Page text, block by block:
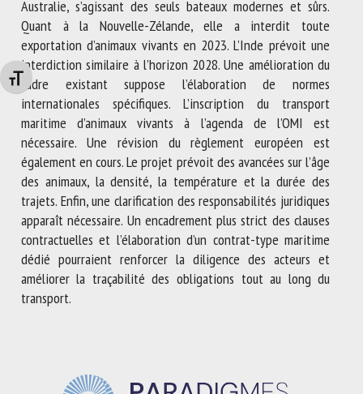
Changer la taille de la police
Australie, s’agissant des seuls bateaux modernes et sûrs.
Quant à la Nouvelle-Zélande, elle a interdit toute
exportation d’animaux vivants en 2023. L’Inde prévoit une
interdiction similaire à l’horizon 2028. Une amélioration du
cadre existant suppose l’élaboration de normes
internationales spécifiques. L’inscription du transport
maritime d’animaux vivants à l’agenda de l’OMI est
nécessaire. Une révision du règlement européen est
également en cours. Le projet prévoit des avancées sur l’âge
des animaux, la densité, la température et la durée des
trajets. Enfin, une clarification des responsabilités juridiques
apparaît nécessaire. Un encadrement plus strict des clauses
contractuelles et l’élaboration d’un contrat-type maritime
dédié pourraient renforcer la diligence des acteurs et
améliorer la traçabilité des obligations tout au long du
transport.